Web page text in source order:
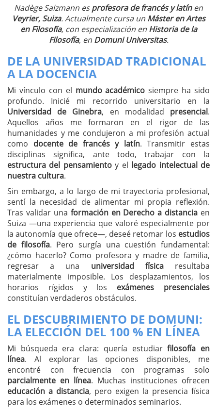
Nadège Salzmann esprofesora de francés y latínen
Veyrier, Suiza. Actualmente cursa un Máster en Artes
en Filosofía, con especialización en Historia de la
Filosofía, en Domuni Universitas.
DE LA UNIVERSIDAD TRADICIONAL
A LA DOCENCIA
Mi vínculo con el mundo académico siempre ha sido
profundo. Inicié mi recorrido universitario en la
Universidad de Ginebra, en modalidad presencial.
Aquellos años me formaron en el rigor de las
humanidades y me condujeron a mi profesión actual
como docente de francés y latín. Transmitir estas
disciplinas significa, ante todo, trabajar con la
estructura del pensamientoy el legado intelectual de
nuestra cultura.
Sin embargo, a lo largo de mi trayectoria profesional,
sentí la necesidad de alimentar mi propia reflexión.
Tras validar una formación en Derecho a distancia en
Suiza —una experiencia que valoré especialmente por
la autonomía que ofrece—, deseé retomar los estudios
de filosofía. Pero surgía una cuestión fundamental:
¿cómo hacerlo? Como profesora y madre de familia,
regresar a una universidad físicaresultaba
materialmente imposible. Los desplazamientos, los
horarios rígidos y los exámenes presenciales
constituían verdaderos obstáculos.
EL DESCUBRIMIENTO DE DOMUNI:
LA ELECCIÓN DEL 100 % EN LÍNEA
Mi búsqueda era clara: quería estudiarfilosofía en
línea. Al explorar las opciones disponibles, me
encontré con frecuencia con programas solo
parcialmente en línea. Muchas instituciones ofrecen
educación a distancia, pero exigen la presencia física
para los exámenes o determinados seminarios.